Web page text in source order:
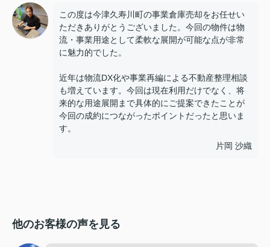
この度は今津久寿川町の事業倉庫売却をお任せい
ただきありがとうございました。今回の物件は物
流・事業用途として柔軟な展開が可能な点が非常
に魅力的でした。
近年は物流DX化や事業再編による不動産整理相談
も増えています。今回は現在利用だけでなく、将
来的な用途展開まで具体的にご提案できたことが
今回の成約につながったポイントだったと思いま
す。
片岡 沙織
他のお客様の声を見る